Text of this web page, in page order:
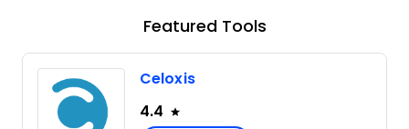
Featured Tools
Celoxis
4.4